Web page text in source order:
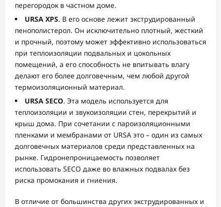
перегородок в частном доме.
URSA XPS. В его основе лежит экструдированный
пенополистерол. Он исключительно плотный, жесткий
и прочный, поэтому может эффективно использоваться
при теплоизоляции подвальных и цокольных
помещений, а его способность не впитывать влагу
делают его более долговечным, чем любой другой
термоизоляционный материал.
URSA SECO. Эта модель используется для
теплоизоляции и звукоизоляции стен, перекрытий и
крыш дома. При сочетании с пароизоляционными
пленками и мембранами от URSA это – один из самых
долговечных материалов среди представленных на
рынке. Гидронепроницаемость позволяет
использовать SECO даже во влажных подвалах без
риска промокания и гниения.
В отличие от большинства других экструдированных и